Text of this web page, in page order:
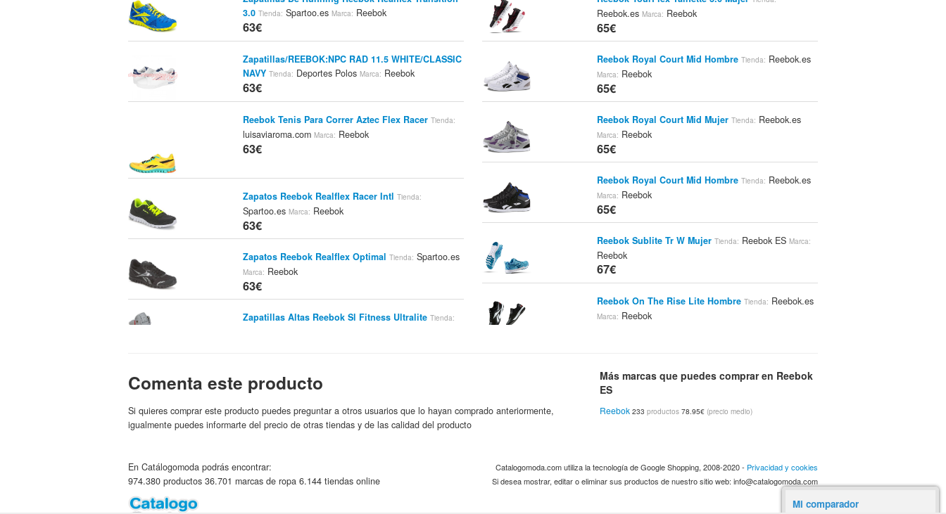
3.0 Tienda: Spartoo.esMarca: Reebok
63€
Zapatillas/REEBOK:NPC RAD 11.5 WHITE/CLASSIC
NAVY Tienda: Deportes PolosMarca: Reebok
63€
Reebok Tenis Para Correr Aztec Flex Racer Tienda:
luisaviaroma.comMarca: Reebok
63€
Zapatos Reebok Realflex Racer Intl Tienda:
Spartoo.esMarca: Reebok
63€
Zapatos Reebok Realflex Optimal Tienda: Spartoo.es
Marca: Reebok
63€
Zapatillas Altas Reebok Sl Fitness Ultralite Tienda:
Zapatillas Altas Reebok Realflex Optimal
Spartoo.es Reebok
63€
63€
Reebok.es Marca: Reebok
65€
Reebok Royal Court Mid Hombre Tienda: Reebok.es
Marca: Reebok
65€
Reebok Royal Court Mid Mujer Tienda: Reebok.es
Marca: Reebok
65€
Reebok Royal Court Mid Hombre Tienda: Reebok.es
Marca: Reebok
65€
Reebok Sublite Tr W Mujer Tienda: Reebok ES Marca:
Reebok
67€
Reebok On The Rise Lite Hombre Tienda: Reebok.es
Marca: Reebok
Marca:Reebok
67€
Reebok Sh Prime Court Low Hombre Tienda:
Comenta este producto
Si quieres comprar este producto puedes preguntar a otros usuarios que lo hayan comprado anteriormente,
igualmente puedes informarte del precio de otras tiendas y de las calidad del producto
Más marcas que puedes comprar en Reebok
ES
Reebok 233productos 78.95€ (precio medio)
En Catálogomoda podrás encontrar:
974.380 productos 36.701 marcas de ropa 6.144 tiendas online
Catalogomoda.com utiliza la tecnología de Google Shopping, 2008-2020 - Privacidad y cookies
Si desea mostrar, editar o eliminar sus productos de nuestro sitio web: info@catalogomoda.com
Mi comparador